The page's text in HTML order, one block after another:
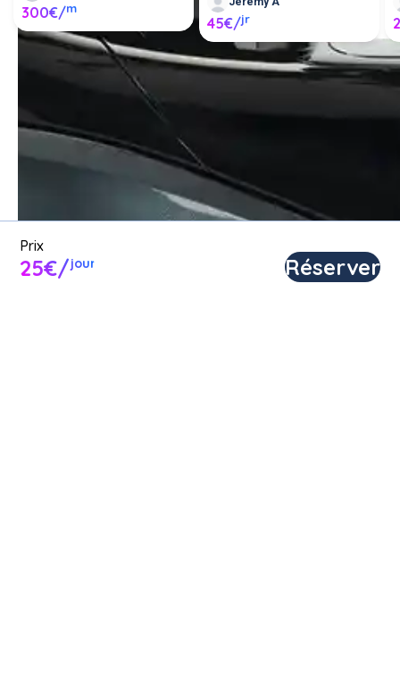
Réserver
Prix
25€/jour
300€/m
45€/jr
Louer un scooter entre
particuliers ou proposer un
scooter en location.
Poster une annonce